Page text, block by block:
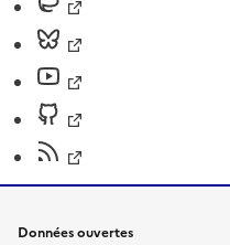
Données ouvertes